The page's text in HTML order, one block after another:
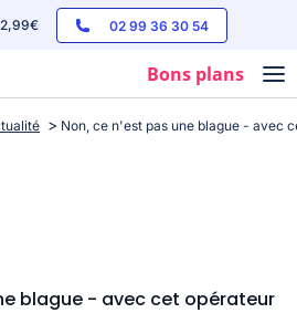
02 99 36 30 54
Bons plans
Non, ce n'est pas une blague - avec
blague - avec cet opérateur